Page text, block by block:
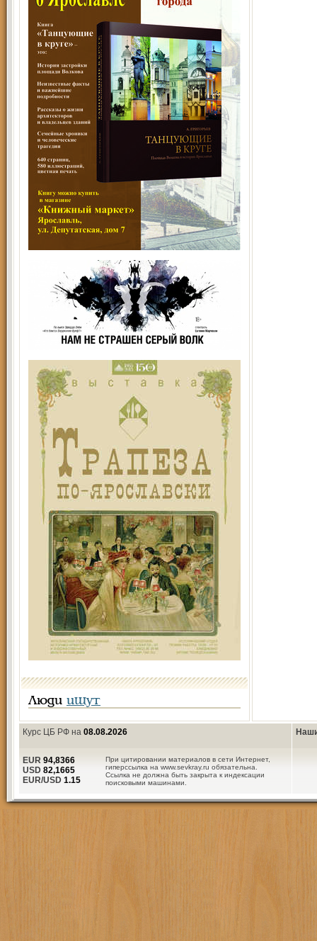
Люди ищут
Курс ЦБ РФ на 08.08.2026
При цитировании материалов в сети Интернет,
гиперссылка на www.sevkray.ru обязательна.
Ссылка не должна быть закрыта к индексации
поисковыми машинами.
EUR 94,8366
USD 82,1665
EUR/USD 1.15